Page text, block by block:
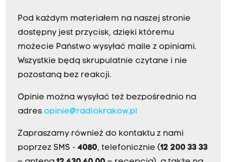
Pod każdym materiałem na naszej stronie
dostępny jest przycisk, dzięki któremu
możecie Państwo wysyłać maile z opiniami.
Wszystkie będą skrupulatnie czytane i nie
pozostaną bez reakcji.
Opinie można wysyłać też bezpośrednio na
adres opinie@radiokrakow.pl
Zapraszamy również do kontaktu z nami
poprzez SMS - 4080, telefonicznie (12 200 33 33